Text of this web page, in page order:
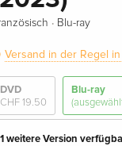
· Blu-ray
Versand in der Regel
DVD
CHF 19.50
Blu-ray
1 weitere Version